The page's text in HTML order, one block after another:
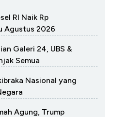
RI Naik Rp
Agustus 2026
Galeri 24, UBS &
Semua
Nasional yang
Agung, Trump